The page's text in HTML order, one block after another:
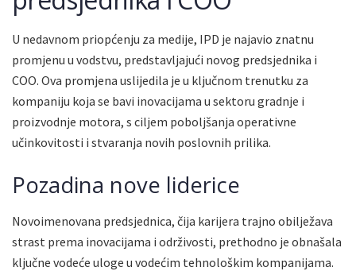
U nedavnom priopćenju za medije, IPD je najavio znatnu
promjenu u vodstvu, predstavljajući novog predsjednika i
COO. Ova promjena uslijedila je u ključnom trenutku za
kompaniju koja se bavi inovacijama u sektoru gradnje i
proizvodnje motora, s ciljem poboljšanja operativne
učinkovitosti i stvaranja novih poslovnih prilika.
Pozadina nove liderice
Novoimenovana predsjednica, čija karijera trajno obilježava
strast prema inovacijama i održivosti, prethodno je obnašala
ključne vodeće uloge u vodećim tehnološkim kompanijama.